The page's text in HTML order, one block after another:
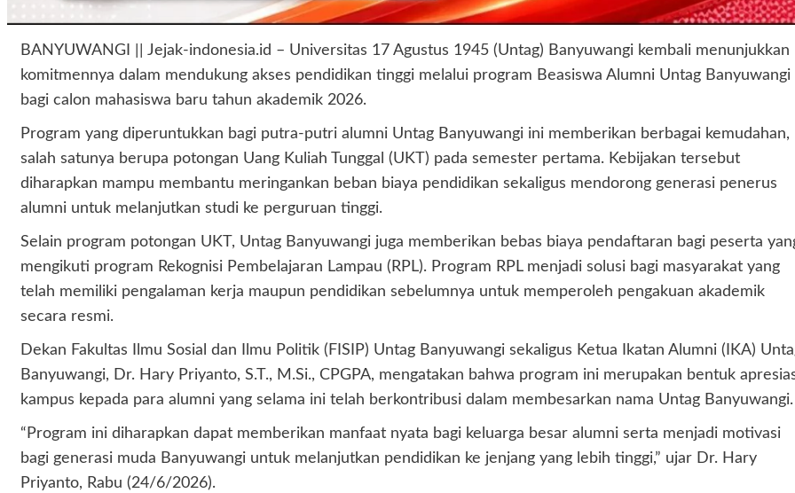
BANYUWANGI || Jejak-indonesia.id – Universitas 17 Agustus 1945 (Untag) Banyuwangi kembali menunjukkan
komitmennya dalam mendukung akses pendidikan tinggi melalui program Beasiswa Alumni Untag Banyuwangi
bagi calon mahasiswa baru tahun akademik 2026.
Program yang diperuntukkan bagi putra-putri alumni Untag Banyuwangi ini memberikan berbagai kemudahan,
salah satunya berupa potongan Uang Kuliah Tunggal (UKT) pada semester pertama. Kebijakan tersebut
diharapkan mampu membantu meringankan beban biaya pendidikan sekaligus mendorong generasi penerus
alumni untuk melanjutkan studi ke perguruan tinggi.
Selain program potongan UKT, Untag Banyuwangi juga memberikan bebas biaya pendaftaran bagi peserta
mengikuti program Rekognisi Pembelajaran Lampau (RPL). Program RPL menjadi solusi bagi masyarakat yang
telah memiliki pengalaman kerja maupun pendidikan sebelumnya untuk memperoleh pengakuan akademik
secara resmi.
Dekan Fakultas Ilmu Sosial dan Ilmu Politik (FISIP) Untag Banyuwangi sekaligus Ketua Ikatan Alumni (IKA)
Banyuwangi, Dr. Hary Priyanto, S.T., M.Si., CPGPA, mengatakan bahwa program ini merupakan bentuk
kampus kepada para alumni yang selama ini telah berkontribusi dalam membesarkan nama Untag Banyuwangi.
“Program ini diharapkan dapat memberikan manfaat nyata bagi keluarga besar alumni serta menjadi motivasi
bagi generasi muda Banyuwangi untuk melanjutkan pendidikan ke jenjang yang lebih tinggi,” ujar Dr. Hary
Priyanto, Rabu (24/6/2026).